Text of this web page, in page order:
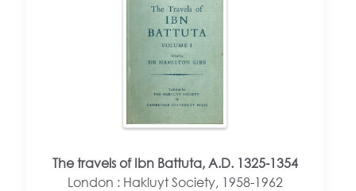
The travels of Ibn Battuta, A.D. 1325-1354
London : Hakluyt Society, 1958-1962